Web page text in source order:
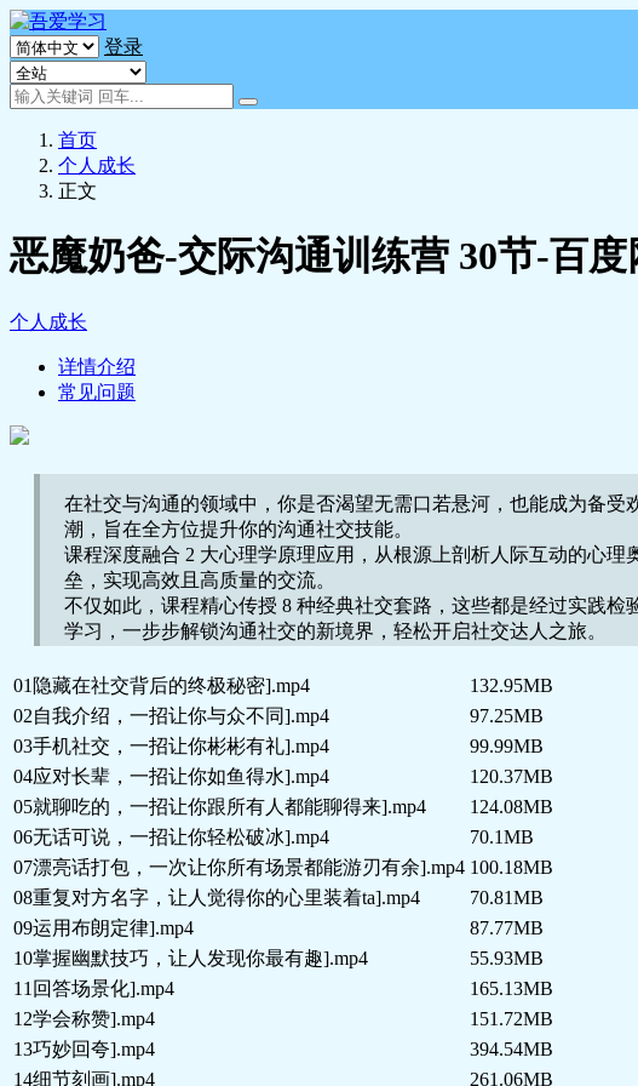
登录
首页
个人成长
正文
恶魔奶爸-交际沟通训练营 30节-百度
个人成长
详情介绍
常见问题
在社交与沟通的领域中，你是否渴望无需口若悬河，也能成为备
潮，旨在全方位提升你的沟通社交技能。
课程深度融合 2 大心理学原理应用，从根源上剖析人际互动的心
垒，实现高效且高质量的交流。
不仅如此，课程精心传授 8 种经典社交套路，这些都是经过实践
学习，一步步解锁沟通社交的新境界，轻松开启社交达人之旅。
01隐藏在社交背后的终极秘密].mp4
132.95MB
02自我介绍，一招让你与众不同].mp4
97.25MB
03手机社交，一招让你彬彬有礼].mp4
99.99MB
04应对长辈，一招让你如鱼得水].mp4
120.37MB
05就聊吃的，一招让你跟所有人都能聊得来].mp4
124.08MB
06无话可说，一招让你轻松破冰].mp4
70.1MB
07漂亮话打包，一次让你所有场景都能游刃有余].mp4 100.18MB
08重复对方名字，让人觉得你的心里装着ta].mp4
70.81MB
09运用布朗定律].mp4
87.77MB
10掌握幽默技巧，让人发现你最有趣].mp4
55.93MB
11回答场景化].mp4
165.13MB
12学会称赞].mp4
151.72MB
13巧妙回夸].mp4
394.54MB
14细节刻画].mp4
261.06MB